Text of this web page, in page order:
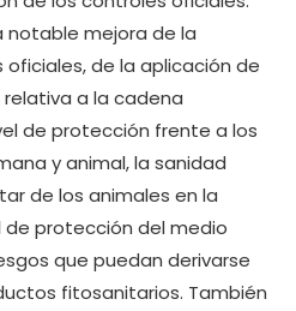
notable mejora de la
de la aplicación de
relativa a la cadena
de protección frente a los
y animal, la sanidad
de los animales en la
de protección del medio
que puedan derivarse
fitosanitarios. También